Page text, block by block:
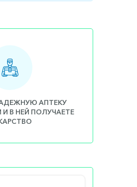
АПТЕКУ
В НЕЙ ПОЛУЧАЕТЕ